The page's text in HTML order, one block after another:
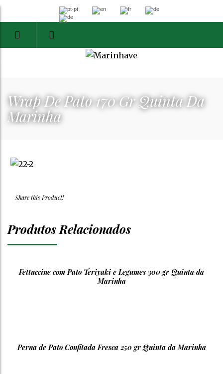
Wrap De Pato 170 Gr Quinta Da
Marinha
Share this Product!
Produtos Relacionados
Fettuccine com Pato Teriyaki e Legumes 300 gr Quinta da
Marinha
Perna de Pato Confitada Fresca 250 gr Quinta da Marinha